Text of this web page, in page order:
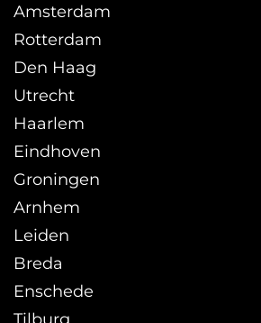
Amsterdam
Rotterdam
Den Haag
Utrecht
Haarlem
Eindhoven
Groningen
Arnhem
Leiden
Breda
Enschede